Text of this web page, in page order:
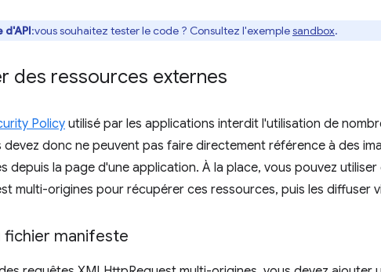
d'API:vous souhaitez tester le code ? Consultez l'exemplesandbox.
des ressources externes
Policy utilisé par les applications interdit l'utilisation de
devez donc ne peuvent pas faire directement référence à des
depuis la page d'une application. À la place, vous pouvez
multi-origines pour récupérer ces ressources, puis les diffuser
fichier manifeste